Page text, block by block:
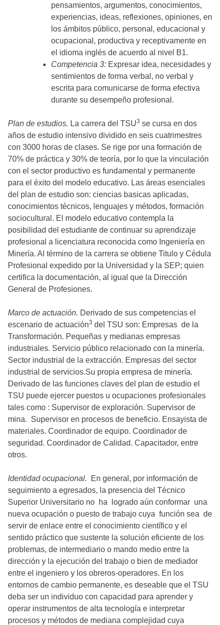
pensamientos, argumentos, conocimientos,
experiencias, ideas, reflexiones, opiniones, en
los ámbitos público, personal, educacional y
ocupacional, productiva y receptivamente en
el idioma inglés de acuerdo al nivel B1.
Competencia 3: Expresar idea, necesidades y
sentimientos de forma verbal, no verbal y
escrita para comunicarse de forma efectiva
durante su desempeño profesional.
Plan de estudios. La carrera del TSU3 se cursa en dos
años de estudio intensivo dividido en seis cuatrimestres
con 3000 horas de clases. Se rige por una formación de
70% de práctica y 30% de teoría, por lo que la vinculación
con el sector productivo es fundamental y permanente
para el éxito del modelo educativo. Las áreas esenciales
del plan de estudio son: ciencias basicas aplicadas,
conocimientos técnicos, lenguajes y métodos, formación
sociocultural. El modelo educativo contempla la
posibilidad del estudiante de continuar su aprendizaje
profesional a licenciatura reconocida como Ingeniería en
Minería. Al término de la carrera se obtiene Titulo y Cédula
Profesional expedido por la Universidad y la SEP; quien
certifica la documentación, al igual que la Dirección
General de Profesiones.
Marco de actuación. Derivado de sus competencias el
escenario de actuación3 del TSU son: Empresas de la
Transformación. Pequeñas y medianas empresas
industriales. Servicio público relacionado con la minería.
Sector industrial de la extracción. Empresas del sector
industrial de servicios.Su propia empresa de minería.
Derivado de las funciones claves del plan de estudio el
TSU puede ejercer puestos u ocupaciones profesionales
tales como : Supervisor de exploración. Supervisor de
mina. Supervisor en procesos de beneficio. Ensayista de
materiales. Coordinador de equipo. Coordinador de
seguridad. Coordinador de Calidad. Capacitador, entre
otros.
Identidad ocupacional.
En general, por información de
seguimiento a egresados, la presencia del Técnico
Superior Universitario no ha logrado aún conformar una
nueva ocupación o puesto de trabajo cuya función sea de
servir de enlace entre el conocimiento científico y el
sentido práctico que sustente la solución eficiente de los
problemas, de intermediario o mando medio entre la
dirección y la ejecución del trabajo o bien de mediador
entre el ingeniero y los obreros-operadores. En los
entornos de cambio permanente, es deseable que el TSU
deba ser un individuo con capacidad para aprender y
operar instrumentos de alta tecnología e interpretar
procesos y métodos de mediana complejidad cuya